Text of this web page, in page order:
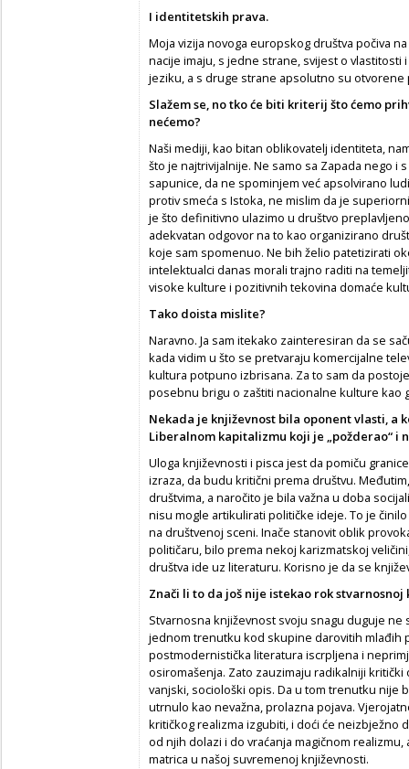
I identitetskih prava.
Moja vizija novoga europskog društva počiva
nacije imaju, s jedne strane, svijest o
jeziku, a s druge strane apsolutno su otvorene
Slažem se, no tkoće biti kriterij štoćemo
nećemo?
Naši mediji, kao bitan oblikovatelj identiteta,
što je najtrivijalnije. Ne samo sa Zapada nego i
sapunice, da ne spominjem već apsolvirano
protiv smeća s Istoka, ne mislim da je
je što definitivno ulazimo u društvo
adekvatan odgovor na to kao organizirano
koje sam spomenuo. Ne bih želio patetizirati
intelektualci danas morali trajno raditi na
visoke kulture i pozitivnih tekovina domaće
Tako doista mislite?
Naravno. Ja sam itekako zainteresiran da se
kada vidim u što se pretvaraju komercijalne
kultura potpuno izbrisana. Za to sam da
posebnu brigu o zaštiti nacionalne kulture kao
Nekada je književnost bila oponent vlasti, a
Liberalnom kapitalizmu koji je „požderao“ i
Uloga književnosti i pisca jest da pomiču
izraza, da budu kritični prema društvu.
društvima, a naročito je bila važna u doba
nisu mogle artikulirati političke ideje. To je
na društvenoj sceni. Inače stanovit oblik
političaru, bilo prema nekoj karizmatskoj
društva ide uz literaturu. Korisno je da se
Znači li to da još nije istekao rok stvarnosnoj
Stvarnosna književnost svoju snagu duguje
jednom trenutku kod skupine darovitih mlađih
postmodernistička literatura iscrpljena i
osiromašenja. Zato zauzimaju radikalniji
vanjski, sociološki opis. Da u tom trenutku nije
utrnulo kao nevažna, prolazna pojava.
kritičkog realizma izgubiti, i doći će neizbježno
od njih dolazi i do vraćanja magičnom
matrica u našoj suvremenoj književnosti.